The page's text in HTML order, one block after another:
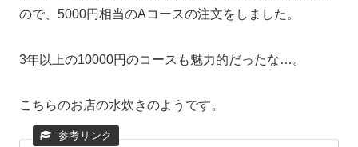
ので、5000円相当のAコースの注文をしました。
3年以上の10000円のコースも魅力的だったな…。
こちらのお店の水炊きのようです。